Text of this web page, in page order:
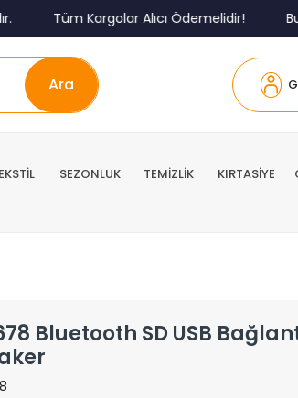
Tüm Kargolar Alıcı Ödemelidir! Bu
Ara
SEZONLUK TEMİZLİK KIRTASİYE
Bluetooth SD USB